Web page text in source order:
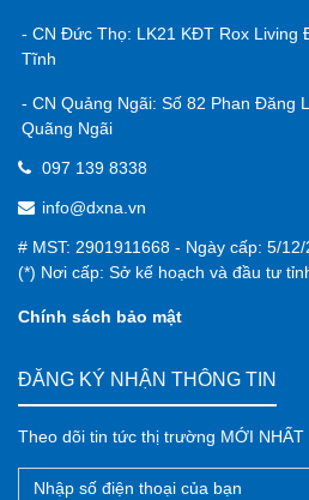
- CN Đức Thọ: LK21 KĐT Rox Living
Tĩnh
- CN Quảng Ngãi: Số 82 Phan Đăng
Quãng Ngãi
097 139 8338
info@dxna.vn
# MST: 2901911668 - Ngày cấp: 5/12/
(*) Nơi cấp: Sở kế hoạch và đầu tư
Chính sách bảo mật
ĐĂNG KÝ NHẬN THÔNG TIN
Theo dõi tin tức thị trường MỚI NHẤT